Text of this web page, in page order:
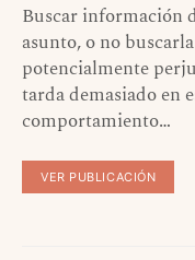
Buscar información
asunto, o no
potencialmente
tarda demasiado en
comportamiento…
VER PUBLICACIÓN